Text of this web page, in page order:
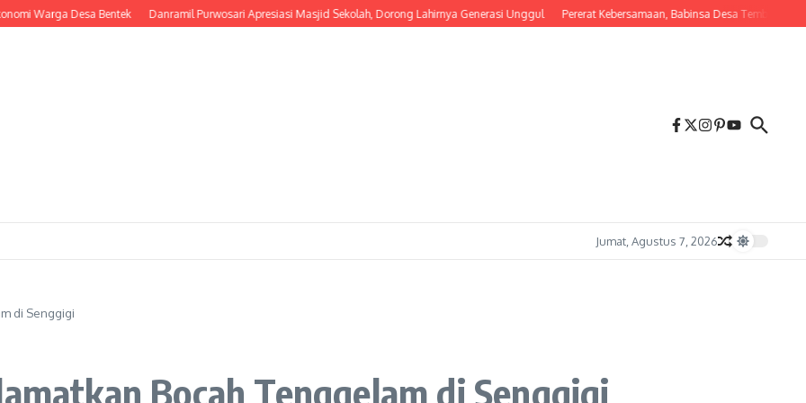
Desa Bentek Danramil Purwosari Apresiasi Masjid Sekolah, Dorong Lahirnya Generasi Unggul Pererat Kebersamaan, Babinsa Desa Tembalang Ajak
Jumat, Agustus 7, 2026
di Senggigi
Bocah Tenggelam di Senggigi